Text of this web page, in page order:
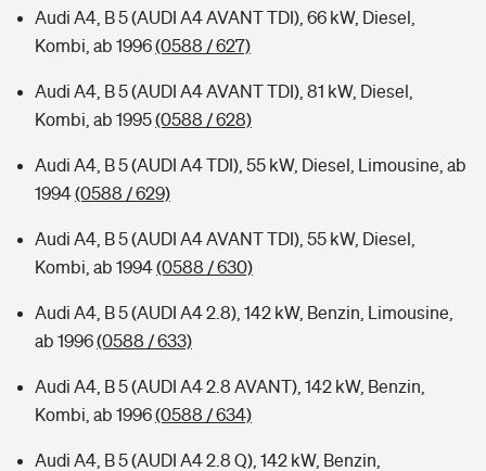
Audi A4, B 5 (AUDI A4 AVANT TDI), 66 kW, Diesel,
Kombi, ab 1996(0588 / 627)
Audi A4, B 5 (AUDI A4 AVANT TDI), 81 kW, Diesel,
Kombi, ab 1995(0588 / 628)
Audi A4, B 5 (AUDI A4 TDI), 55 kW, Diesel, Limousine, ab
1994(0588 / 629)
Audi A4, B 5 (AUDI A4 AVANT TDI), 55 kW, Diesel,
Kombi, ab 1994(0588 / 630)
Audi A4, B 5 (AUDI A4 2.8), 142 kW, Benzin, Limousine,
ab 1996(0588 / 633)
Audi A4, B 5 (AUDI A4 2.8 AVANT), 142 kW, Benzin,
Kombi, ab 1996(0588 / 634)
Audi A4, B 5 (AUDI A4 2.8 Q), 142 kW, Benzin,